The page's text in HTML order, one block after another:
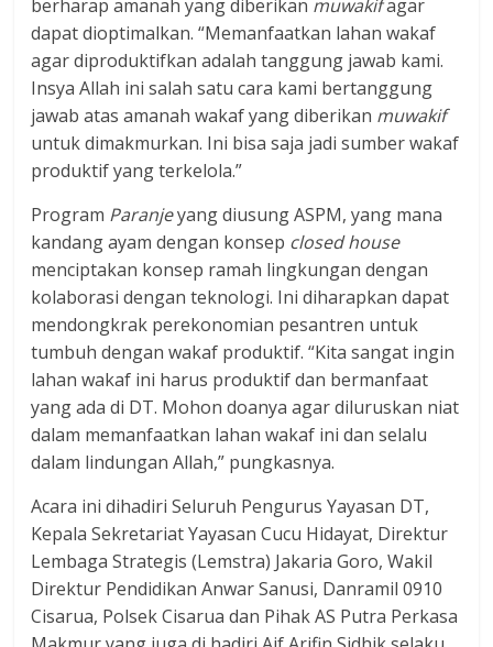
berharap amanah yang diberikan muwakifagar
dapat dioptimalkan. “Memanfaatkan lahan wakaf
agar diproduktifkan adalah tanggung jawab kami.
Insya Allah ini salah satu cara kami bertanggung
jawab atas amanah wakaf yang diberikan muwakif
untuk dimakmurkan. Ini bisa saja jadi sumber wakaf
produktif yang terkelola.”
Program Paranjeyang diusung ASPM, yang mana
kandang ayam dengan konsep closed house
menciptakan konsep ramah lingkungan dengan
kolaborasi dengan teknologi. Ini diharapkan dapat
mendongkrak perekonomian pesantren untuk
tumbuh dengan wakaf produktif. “Kita sangat ingin
lahan wakaf ini harus produktif dan bermanfaat
yang ada di DT. Mohon doanya agar diluruskan niat
dalam memanfaatkan lahan wakaf ini dan selalu
dalam lindungan Allah,” pungkasnya.
Acara ini dihadiri Seluruh Pengurus Yayasan DT,
Kepala Sekretariat Yayasan Cucu Hidayat, Direktur
Lembaga Strategis (Lemstra) Jakaria Goro, Wakil
Direktur Pendidikan Anwar Sanusi, Danramil 0910
Cisarua, Polsek Cisarua dan Pihak AS Putra Perkasa